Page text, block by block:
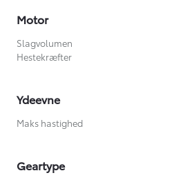
Motor
Slagvolumen
Hestekræfter
Ydeevne
Maks hastighed
Geartype